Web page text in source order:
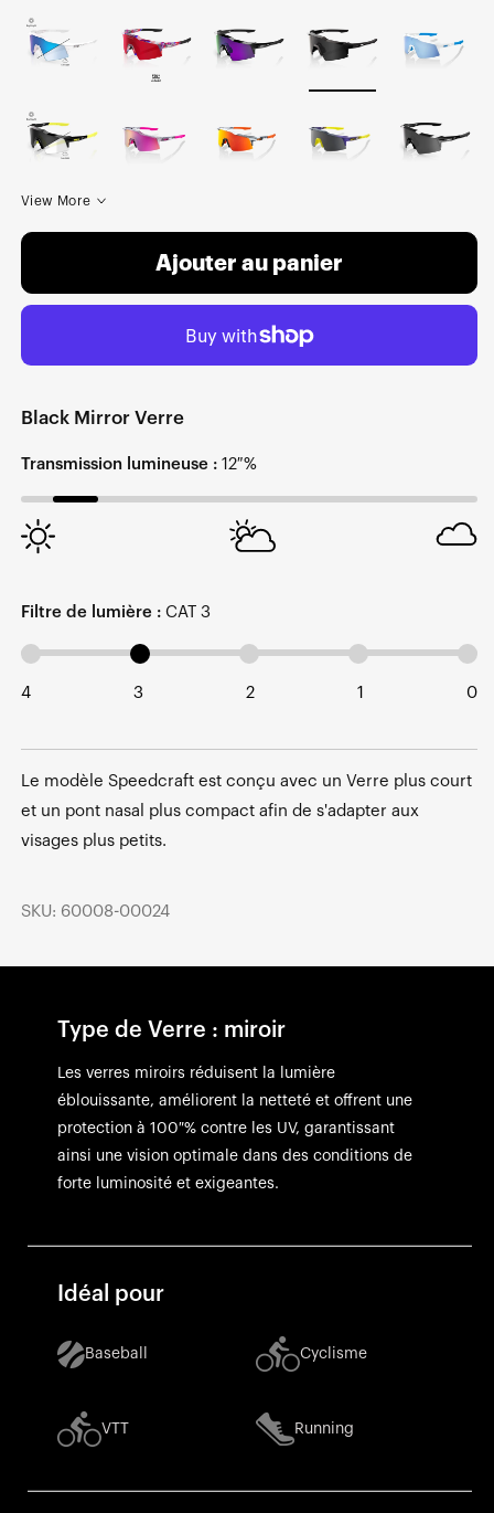
View More
Ajouter au panier
Black Mirror Verre
Transmission lumineuse : 12 %
Filtre de lumière : CAT 3
4 3 2 1 0
Le modèle Speedcraft est conçu avec un Verre plus court
et un pont nasal plus compact afin de s'adapter aux
visages plus petits.
SKU: 60008-00024
Type de Verre : miroir
Les verres miroirs réduisent la lumière
éblouissante, améliorent la netteté et offrent une
protection à 100 % contre les UV, garantissant
ainsi une vision optimale dans des conditions de
forte luminosité et exigeantes.
Idéal pour
Baseball Cyclisme
VTT Running